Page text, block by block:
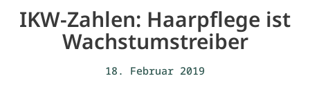
IKW-Zahlen: Haarpflege ist
Wachstumstreiber
18. Februar 2019